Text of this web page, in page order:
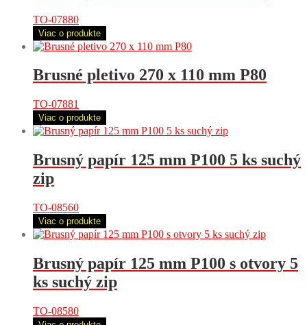
TO-07880
Viac o produkte
Brusné pletivo 270 x 110 mm P80
TO-07881
Viac o produkte
Brusný papír 125 mm P100 5 ks suchý
zip
TO-08560
Viac o produkte
Brusný papír 125 mm P100 s otvory 5
ks suchý zip
TO-08580